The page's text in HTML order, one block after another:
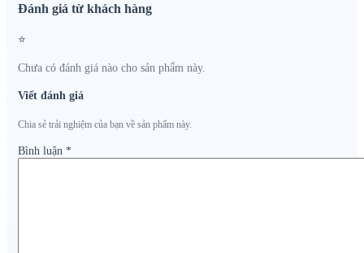
Đánh giá từ khách hàng
⭐
Chưa có đánh giá nào cho sản phẩm này.
Viết đánh giá
Chia sẻ trải nghiệm của bạn về sản phẩm này.
Bình luận *